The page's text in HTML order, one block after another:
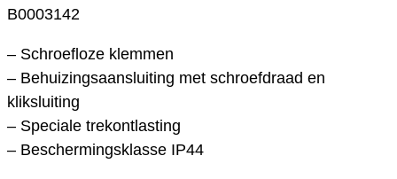
B0003142
– Schroefloze klemmen
– Behuizingsaansluiting met schroefdraad en
kliksluiting
– Speciale trekontlasting
– Beschermingsklasse IP44